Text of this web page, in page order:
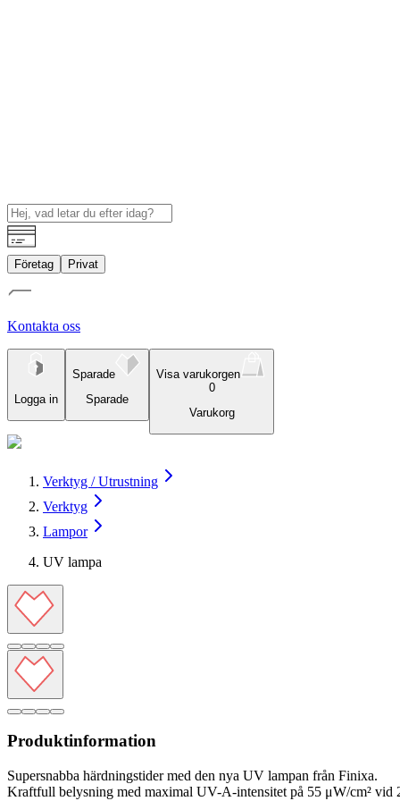
Företag Privat
Kontakta oss
Logga in
Sparade
Sparade
Visa varukorgen
0
Varukorg
Verktyg / Utrustning
Verktyg
Lampor
UV lampa
Produktinformation
Supersnabba härdningstider med den nya UV lampan från Finixa.
Kraftfull belysning med maximal UV-A-intensitet på 55 μW/cm² vid